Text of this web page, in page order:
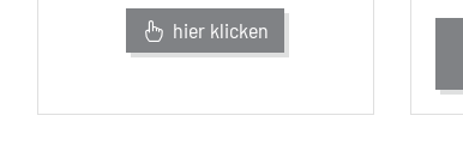
hier klicken